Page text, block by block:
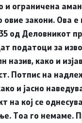
и ограничена
овие закони. Ова
од Деловникот
податоци за
назив, како и
Потпис на
и јасно
на кој се
Тоа го немаме.